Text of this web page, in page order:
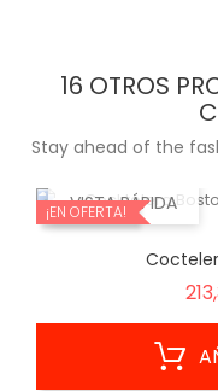
16 OTROS
Stay ahead of the
VISTA RÁPIDA
¡EN OFERTA!